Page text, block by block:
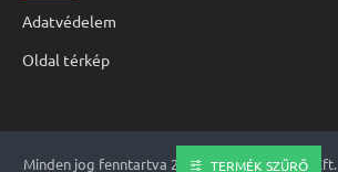
Adatvédelem
Oldal térkép
Minden jog fenntartva 2008 - 2026 Genomed Kft.
TERMÉK SZŰRŐ